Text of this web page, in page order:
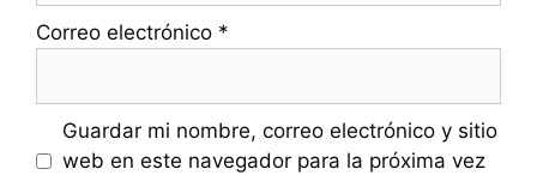
Correo electrónico *
Guardar mi nombre, correo electrónico y sitio
web en este navegador para la próxima vez